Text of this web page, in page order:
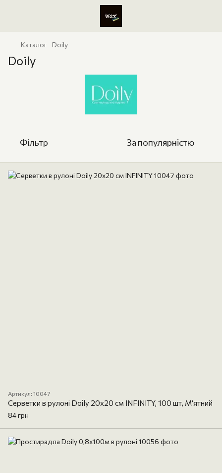
Каталог Doily
Doily
Фільтр За популярністю
Артикул: 10047
Серветки в рулоні Doily 20x20 см INFINITY, 100 шт, М‘ятний
84 грн